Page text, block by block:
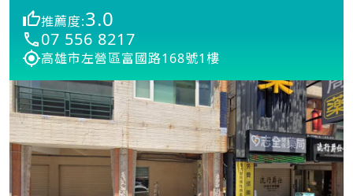
推薦度:3.0
07 556 8217
高雄市左營區富國路168號1樓